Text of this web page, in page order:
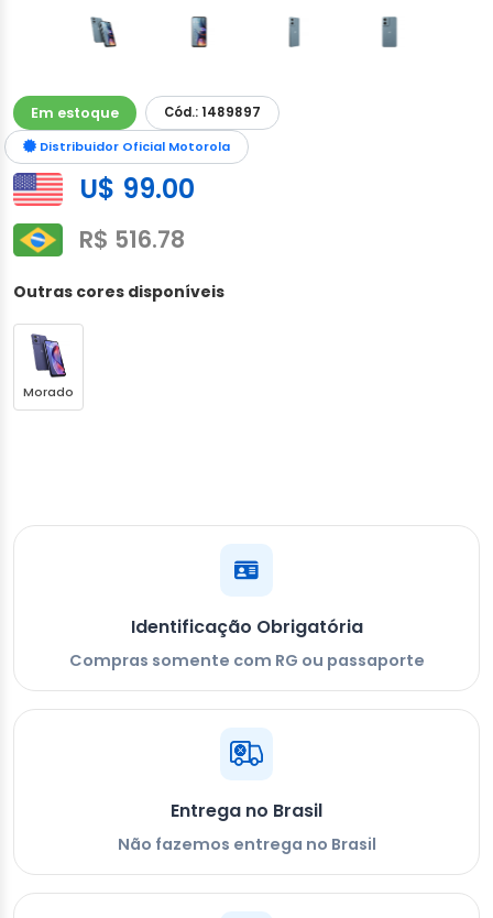
Em estoque
Cód.: 1489897
Distribuidor Oficial Motorola
U$ 99.00
R$ 516.78
Outras cores disponíveis
Morado
Identificação Obrigatória
Compras somente com RG ou passaporte
Entrega no Brasil
Não fazemos entrega no Brasil